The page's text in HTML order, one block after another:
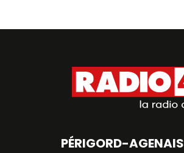
PÉRIGORD-